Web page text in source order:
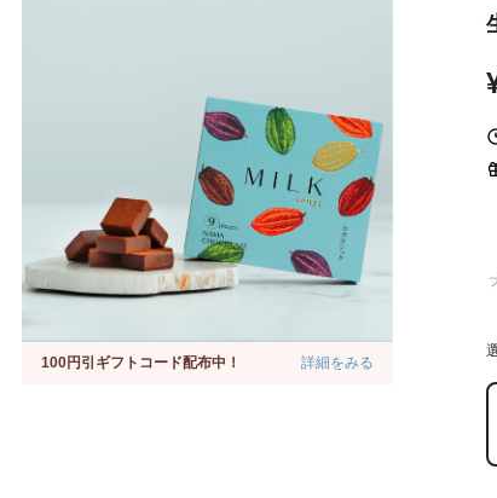
100円引ギフトコード配布中！ 詳細をみる